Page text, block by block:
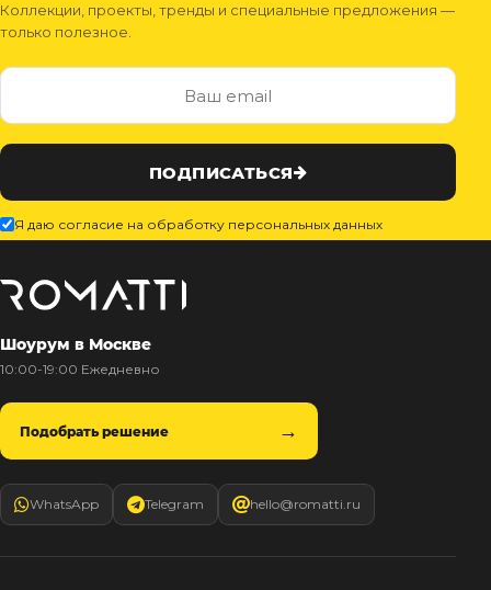
Коллекции, проекты, тренды и специальные предложения —
только полезное.
ПОДПИСАТЬСЯ
Я даю согласие на обработку персональных данных
Шоурум в Москве
10:00-19:00 Ежедневно
Подобрать решение
WhatsApp Telegram hello@romatti.ru